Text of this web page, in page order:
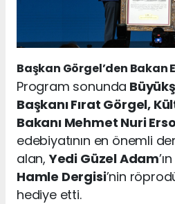
Başkan Görgel’den Bakan
Program sonunda
Başkanı Fırat Görgel,
Bakanı Mehmet Nuri
edebiyatının en önemli
alan,Yedi Güzel Adam
Hamle Dergisi’nin
hediye etti.